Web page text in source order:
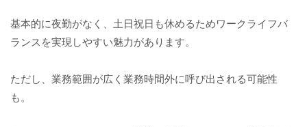
基本的に夜勤がなく、土日祝日も休めるためワークライフバ
ランスを実現しやすい魅力があります。
ただし、業務範囲が広く業務時間外に呼び出される可能性
も。